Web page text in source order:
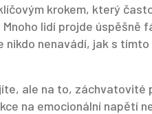
krokem, který
Mnoho lidí projde úspěšně
nenavádí, jak s
ale na to, záchvatovité
na emocionální napětí